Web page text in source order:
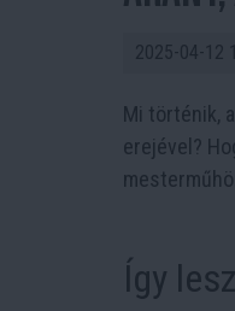
2025-04-12
Mi történik,
erejével?
Így